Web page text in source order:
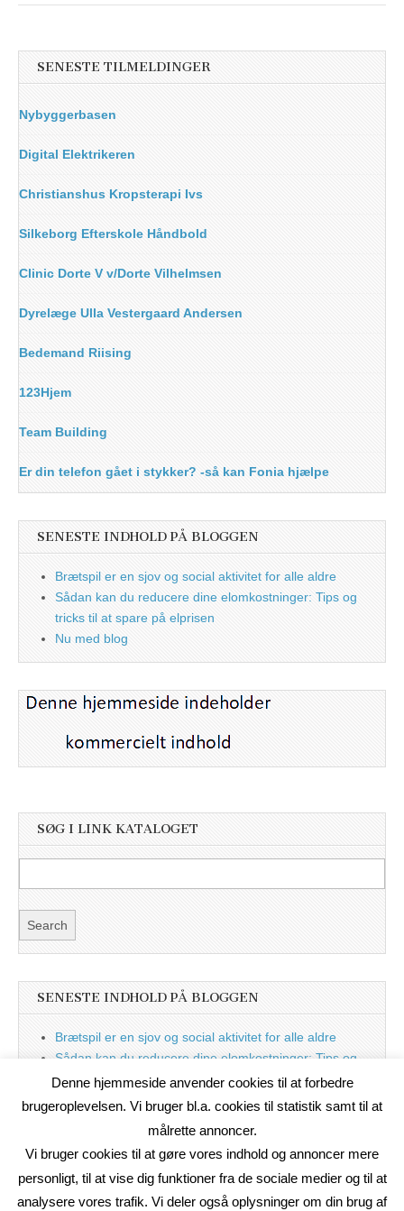
SENESTE TILMELDINGER
Nybyggerbasen
Digital Elektrikeren
Christianshus Kropsterapi Ivs
Silkeborg Efterskole Håndbold
Clinic Dorte V v/Dorte Vilhelmsen
Dyrelæge Ulla Vestergaard Andersen
Bedemand Riising
123Hjem
Team Building
Er din telefon gået i stykker? -så kan Fonia hjælpe
SENESTE INDHOLD PÅ BLOGGEN
Brætspil er en sjov og social aktivitet for alle aldre
Sådan kan du reducere dine elomkostninger: Tips og
tricks til at spare på elprisen
Nu med blog
SØG I LINK KATALOGET
SENESTE INDHOLD PÅ BLOGGEN
Brætspil er en sjov og social aktivitet for alle aldre
Sådan kan du reducere dine elomkostninger: Tips og
tricks til at spare på elprisen
Nu med blog
Denne hjemmeside anvender cookies til at forbedre
brugeroplevelsen. Vi bruger bl.a. cookies til statistik samt til at
målrette annoncer.
Vi bruger cookies til at gøre vores indhold og annoncer mere
personligt, til at vise dig funktioner fra de sociale medier og til at
analysere vores trafik. Vi deler også oplysninger om din brug af